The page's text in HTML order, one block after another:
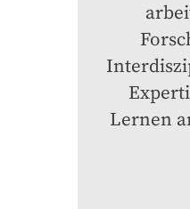
Lernen